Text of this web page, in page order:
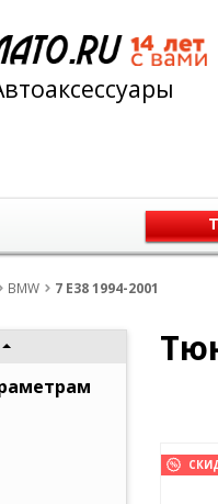
BMW 7 E38 1994-2001